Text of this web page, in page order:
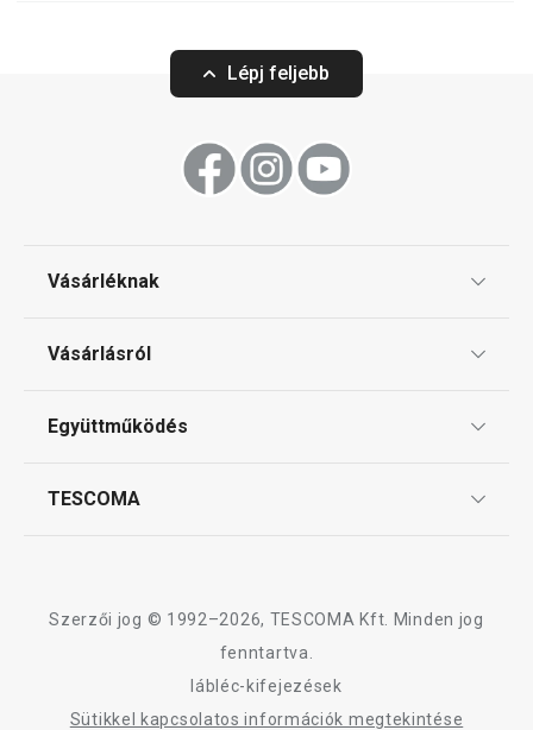
Lépj feljebb
Vásárléknak
Gyakori kérdések
Vásárlásról
Reklamáció és termékvisszaküldés
Együttműködés
TESCOMA
Szerzői jog © 1992–2026, TESCOMA Kft. Minden jog
fenntartva.
lábléc-kifejezések
Sütikkel kapcsolatos információk megtekintése